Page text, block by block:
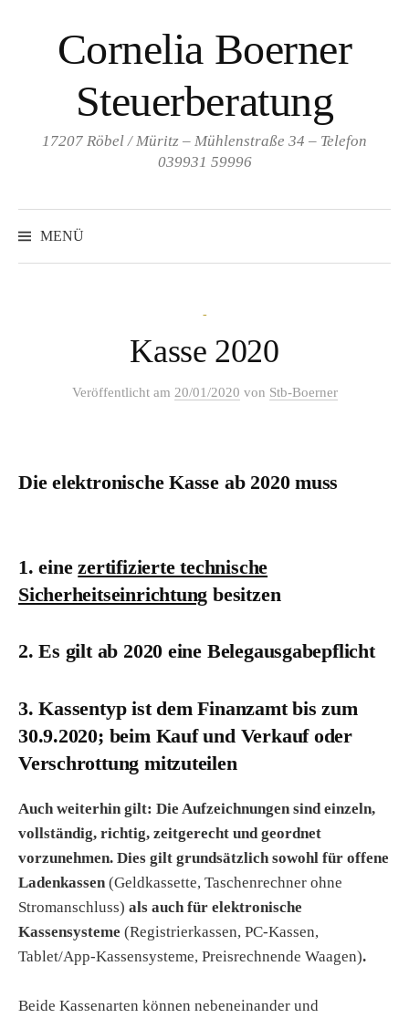
Cornelia Boerner
Steuerberatung
17207 Röbel / Müritz – Mühlenstraße 34 – Telefon
039931 59996
MENÜ
-
Kasse 2020
Veröffentlicht am 20/01/2020 von Stb-Boerner
Die elektronische Kasse ab 2020 muss
1. einezertifizierte technische
Sicherheitseinrichtung besitzen
2. Es gilt ab 2020 eine Belegausgabepflicht
3. Kassentyp ist dem Finanzamt bis zum
30.9.2020; beim Kauf und Verkauf oder
Verschrottung mitzuteilen
Auch weiterhin gilt: Die Aufzeichnungen sind einzeln,
vollständig, richtig, zeitgerecht und geordnet
vorzunehmen. Dies gilt grundsätzlich sowohl für offene
Ladenkassen(Geldkassette, Taschenrechner ohne
Stromanschluss) als auch für elektronische
Kassensysteme (Registrierkassen, PC-Kassen,
Tablet/App-Kassensysteme, Preisrechnende Waagen).
Beide Kassenarten können nebeneinander und